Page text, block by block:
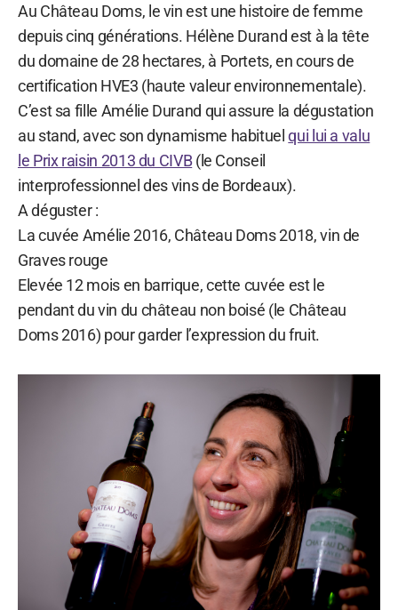
Au Château Doms, le vin est une histoire de femme
depuis cinq générations. Hélène Durand est à la tête
du domaine de 28 hectares, à Portets, en cours de
certification HVE3 (haute valeur environnementale).
C’est sa fille Amélie Durand qui assure la dégustation
au stand, avec son dynamisme habituelqui lui a valu
le Prix raisin 2013 du CIVB(le Conseil
interprofessionnel des vins de Bordeaux).
A déguster :
La cuvée Amélie 2016, Château Doms 2018, vin de
Graves rouge
Elevée 12 mois en barrique, cette cuvée est le
pendant du vin du château non boisé (le Château
Doms 2016) pour garder l’expression du fruit.